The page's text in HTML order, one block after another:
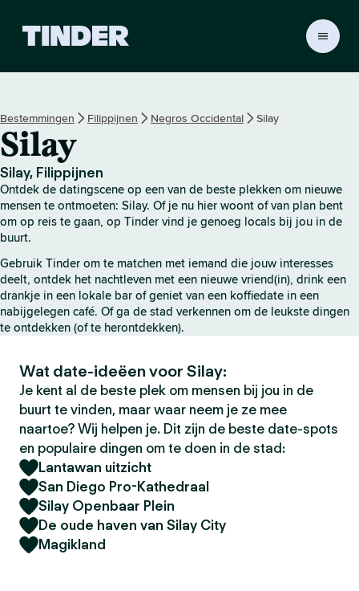
r
e
p
a
n
a
Bestemmingen Filippijnen Negros Occidental Silay
Silay
Silay, Filippijnen
Ontdek de datingscene op een van de beste plekken om nieuwe
mensen te ontmoeten: Silay. Of je nu hier woont of van plan bent
om op reis te gaan, op Tinder vind je genoeg locals bij jou in de
buurt.
Gebruik Tinder om te matchen met iemand die jouw interesses
deelt, ontdek het nachtleven met een nieuwe vriend(in), drink een
drankje in een lokale bar of geniet van een koffiedate in een
nabijgelegen café. Of ga de stad verkennen om de leukste dingen
te ontdekken (of te herontdekken).
Wat date-ideëen voor Silay:
Je kent al de beste plek om mensen bij jou in de
buurt te vinden, maar waar neem je ze mee
naartoe? Wij helpen je. Dit zijn de beste date-spots
en populaire dingen om te doen in de stad:
Lantawan uitzicht
San Diego Pro-Kathedraal
Silay Openbaar Plein
De oude haven van Silay City
Magikland